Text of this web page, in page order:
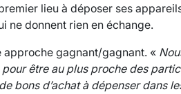
lieu à déposer ses
ne donnent rien en échange.
approche gagnant/gagnant. «
être au plus proche des
bons d’achat à dépenser dans